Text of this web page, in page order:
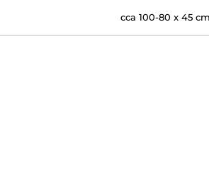
cca 100-80 x 45 cm